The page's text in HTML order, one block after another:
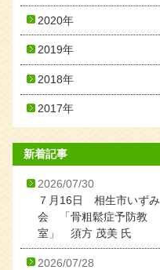
2020年
2019年
2018年
2017年
新着記事
2026/07/30
７月16日 相生市いずみ
会 「骨粗鬆症予防教
室」 須方 茂美 氏
2026/07/28